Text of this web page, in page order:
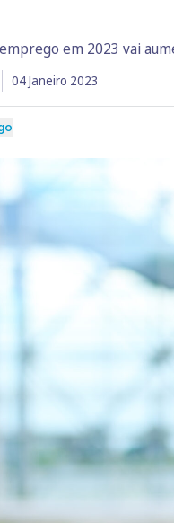
em 2023 vai
04 Janeiro 2023